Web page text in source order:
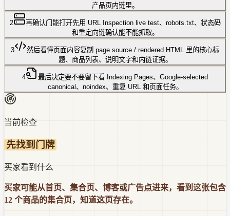
产品页内链里。
2 再确认门能打开先用 URL Inspection live test、robots.txt、状态码
和重定向链确认能不能抓取。
3 然后看懂页面内容复制 page source / rendered HTML 里的核心标
题、商品列表、说明文字和内链证据。
4 最后决定要不要留下看 Indexing Pages、Google-selected
canonical、noindex、重复 URL 和页面任务。
当前检查
先找到门牌
买家看到什么
买家可能从首页、集合页、博客或广告点进来，看到这张包含
12 个商品的集合页，知道这页存在。